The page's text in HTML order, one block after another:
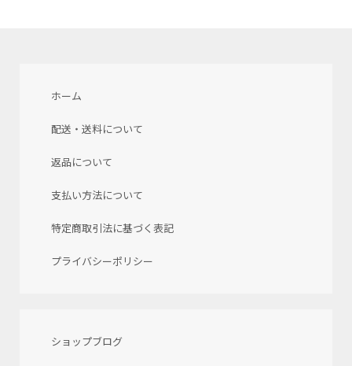
ホーム
配送・送料について
返品について
支払い方法について
特定商取引法に基づく表記
プライバシーポリシー
ショップブログ